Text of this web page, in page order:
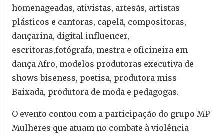
homenageadas, ativistas, artesãs, artistas
plásticos e cantoras, capelã, compositoras,
dançarina, digital influencer,
escritoras,fotógrafa, mestra e oficineira em
dança Afro, modelos produtoras executiva de
shows biseness, poetisa, produtora miss
Baixada, produtora de moda e pedagogas.
O evento contou com a participação do grupo MP
Mulheres que atuam no combate à violência